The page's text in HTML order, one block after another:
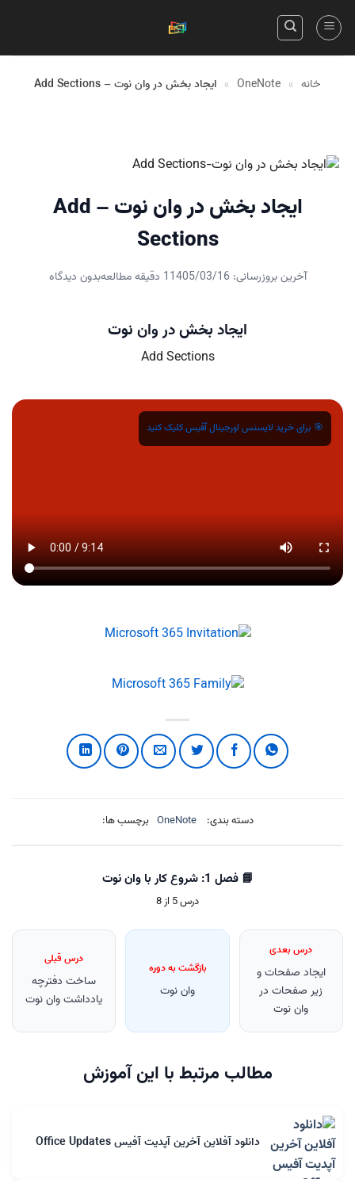
Skip
خانه »
OneNote
» ایجاد بخش در وان نوت – Add Sections
ایجاد بخش در وان نوت – Add
Sections
آخرین بروزرسانی: 1405/03/16 1 دقیقه مطالعه بدون دیدگاه
ایجاد بخش در وان نوت
Add Sections
🎯 برای خرید لایسنس اورجینال آفیس کلیک کنید
دسته بندی: OneNote برچسب ها:
📘 فصل 1: شروع کار با وان نوت
درس 5 از 8
درس بعدی
ایجاد صفحات و
زیر صفحات در
وان نوت
بازگشت به دوره
وان نوت
درس قبلی
ساخت دفترچه
یادداشت وان نوت
مطالب مرتبط با این آموزش
دانلود آفلاین آخرین آپدیت آفیس Office Updates